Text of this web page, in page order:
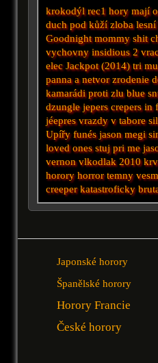
krokodýl rec1 hory mají
duch pod kůží zloba lesní
Goodnight mommy shit
vychovny insidious 2
elec Jackpot (2014) tri
panna a netvor zrodenie
kamarádi proti zlu blue
dzungle jepers crepers in
jéepres vrazdy v tabore
Upířy funés jason megi
loved ones stuj pri me
vernon vlkodlak 2010
horory horror temny
creeper katastroficky
Japonské horory
Španělské horory
Horory Francie
České horory